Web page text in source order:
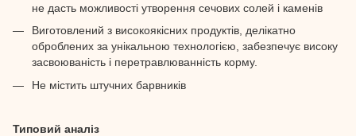
не дасть можливості утворення сечових солей і каменів
Виготовлений з високоякісних продуктів, делікатно
оброблених за унікальною технологією, забезпечує високу
засвоюваність і перетравлюванність корму.
Не містить штучних барвників
Типовий аналіз